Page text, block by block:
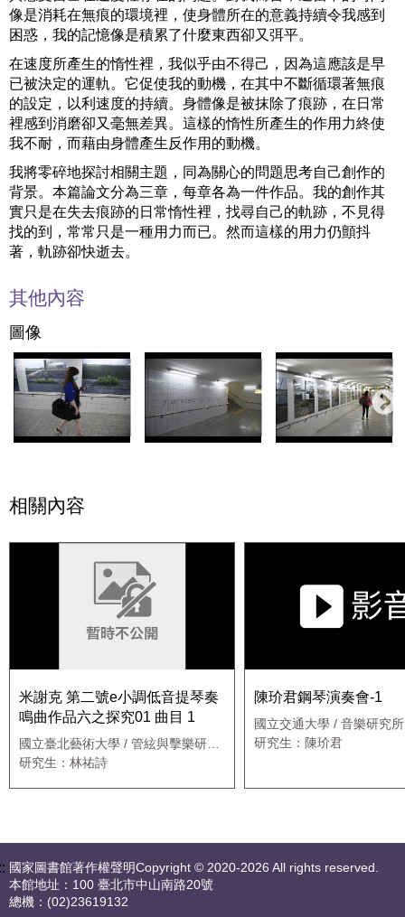
像是消耗在無痕的環境裡，使身體所在的意義持續令我感到
困惑，我的記憶像是積累了什麼東西卻又弭平。
在速度所產生的惰性裡，我似乎由不得己，因為這應該是早
已被決定的運軌。它促使我的動機，在其中不斷循環著無痕
的設定，以利速度的持續。身體像是被抹除了痕跡，在日常
裡感到消磨卻又毫無差異。這樣的惰性所產生的作用力終使
我不耐，而藉由身體產生反作用的動機。
我將零碎地探討相關主題，同為關心的問題思考自己創作的
背景。本篇論文分為三章，每章各為一件作品。我的創作其
實只是在失去痕跡的日常惰性裡，找尋自己的軌跡，不見得
找的到，常常只是一種用力而已。然而這樣的用力仍顫抖
著，軌跡卻快逝去。
其他內容
圖像
相關內容
米謝克 第二號e小調低音提琴奏
鳴曲作品六之探究01 曲目 1
國立臺北藝術大學 / 管絃與擊樂研究
所絃樂組
研究生：林祐詩
陳玠君鋼琴演奏會-1
國立交通大學 / 音樂研究所
研究生：陳玠君
國家圖書館著作權聲明Copyright © 2020-2026 All rights reserved.
本館地址：100 臺北市中山南路20號
總機：(02)23619132